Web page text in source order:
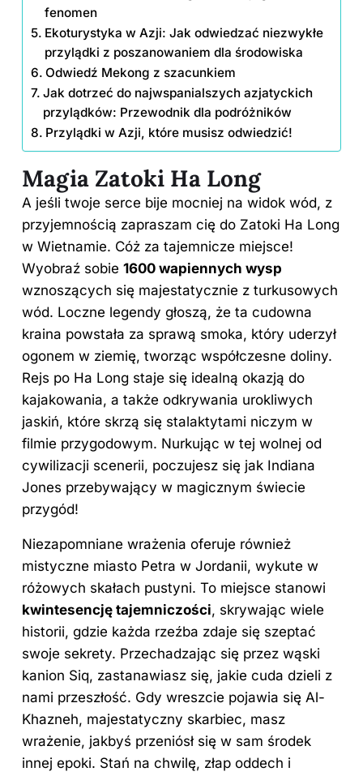
fenomen
Ekoturystyka w Azji: Jak odwiedzać niezwykłe
przylądki z poszanowaniem dla środowiska
Odwiedź Mekong z szacunkiem
Jak dotrzeć do najwspanialszych azjatyckich
przylądków: Przewodnik dla podróżników
Przylądki w Azji, które musisz odwiedzić!
Magia Zatoki Ha Long
A jeśli twoje serce bije mocniej na widok wód, z
przyjemnością zapraszam cię do Zatoki Ha Long
w Wietnamie. Cóż za tajemnicze miejsce!
Wyobraź sobie 1600 wapiennych wysp
wznoszących się majestatycznie z turkusowych
wód. Loczne legendy głoszą, że ta cudowna
kraina powstała za sprawą smoka, który uderzył
ogonem w ziemię, tworząc współczesne doliny.
Rejs po Ha Long staje się idealną okazją do
kajakowania, a także odkrywania urokliwych
jaskiń, które skrzą się stalaktytami niczym w
filmie przygodowym. Nurkując w tej wolnej od
cywilizacji scenerii, poczujesz się jak Indiana
Jones przebywający w magicznym świecie
przygód!
Niezapomniane wrażenia oferuje również
mistyczne miasto Petra w Jordanii, wykute w
różowych skałach pustyni. To miejsce stanowi
kwintesencję tajemniczości, skrywając wiele
historii, gdzie każda rzeźba zdaje się szeptać
swoje sekrety. Przechadzając się przez wąski
kanion Siq, zastanawiasz się, jakie cuda dzieli z
nami przeszłość. Gdy wreszcie pojawia się Al-
Khazneh, majestatyczny skarbiec, masz
wrażenie, jakbyś przeniósł się w sam środek
innej epoki. Stań na chwilę, złap oddech i